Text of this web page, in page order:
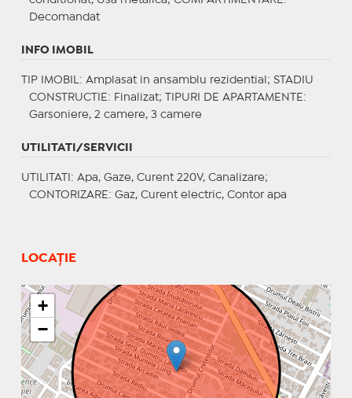
Decomandat
INFO IMOBIL
TIP IMOBIL : Amplasat in ansamblu rezidential; STADIU
CONSTRUCTIE : Finalizat; TIPURI DE APARTAMENTE :
Garsoniere, 2 camere, 3 camere
UTILITATI/SERVICII
UTILITATI : Apa, Gaze, Curent 220V, Canalizare;
CONTORIZARE : Gaz, Curent electric, Contor apa
LOCAȚIE
+
−